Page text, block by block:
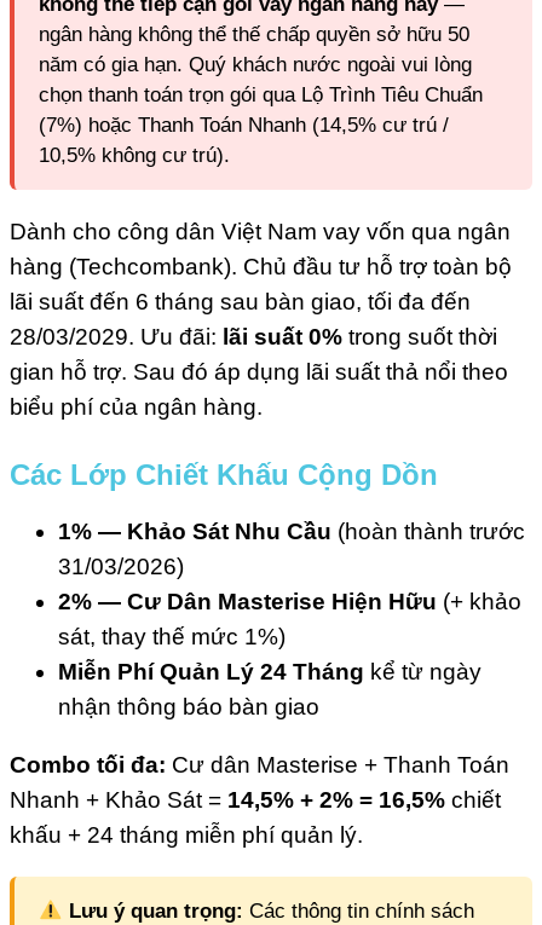
ngân hàng không thể thế chấp quyền sở hữu 50
năm có gia hạn. Quý khách nước ngoài vui lòng
chọn thanh toán trọn gói qua Lộ Trình Tiêu Chuẩn
(7%) hoặc Thanh Toán Nhanh (14,5% cư trú /
10,5% không cư trú).
Dành cho công dân Việt Nam vay vốn qua ngân
hàng (Techcombank). Chủ đầu tư hỗ trợ toàn bộ
lãi suất đến 6 tháng sau bàn giao, tối đa đến
28/03/2029. Ưu đãi: lãi suất 0% trong suốt thời
gian hỗ trợ. Sau đó áp dụng lãi suất thả nổi theo
biểu phí của ngân hàng.
Các Lớp Chiết Khấu Cộng Dồn
1% — Khảo Sát Nhu Cầu (hoàn thành trước
31/03/2026)
2% — Cư Dân Masterise Hiện Hữu (+ khảo
sát, thay thế mức 1%)
Miễn Phí Quản Lý 24 Tháng kể từ ngày
nhận thông báo bàn giao
Combo tối đa: Cư dân Masterise + Thanh Toán
Nhanh + Khảo Sát = 14,5% + 2% = 16,5% chiết
khấu + 24 tháng miễn phí quản lý.
Lưu ý quan trọng: Các thông tin chính sách